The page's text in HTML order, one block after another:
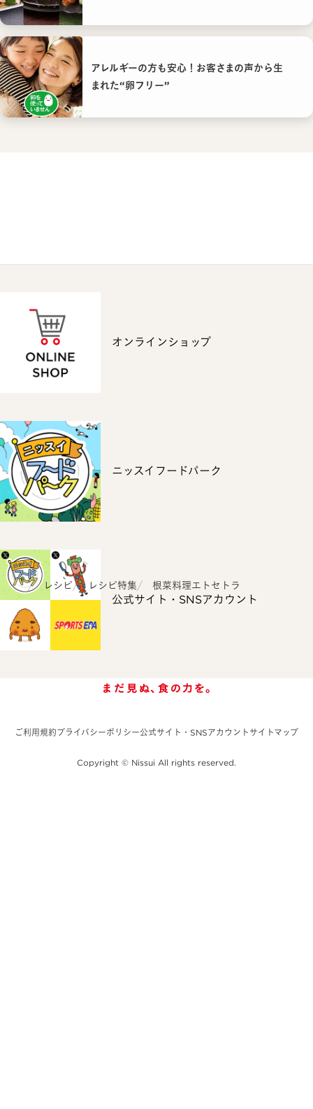
アレルギーの方も安心！お客さまの声から生
まれた“卵フリー”
オンラインショップ
ニッスイフードパーク
公式サイト・SNSアカウント
ホーム レシピ レシピ特集 根菜料理エトセトラ
ご利用規約プライバシーポリシー公式サイト・SNSアカウント サイトマップ
Copyright © Nissui All rights reserved.